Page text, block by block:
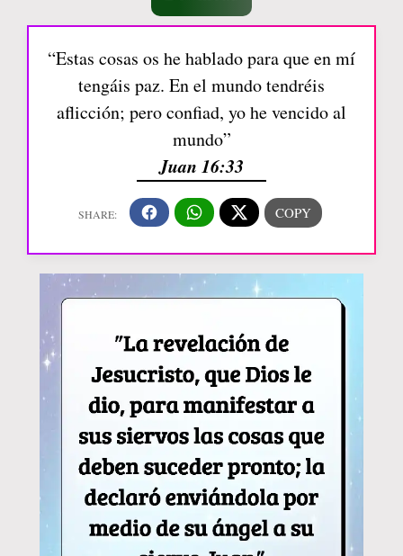
“Estas cosas os he hablado para que en mí
tengáis paz. En el mundo tendréis
aflicción; pero confiad, yo he vencido al
mundo”
Juan 16:33